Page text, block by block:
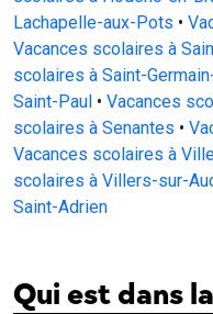
Lachapelle-aux-Pots •
Vacances scolaires à
scolaires à Saint-
Saint-Paul • Vacances
scolaires à Senantes •
Vacances scolaires à
scolaires à Villers-sur-
Saint-Adrien
Qui est dans